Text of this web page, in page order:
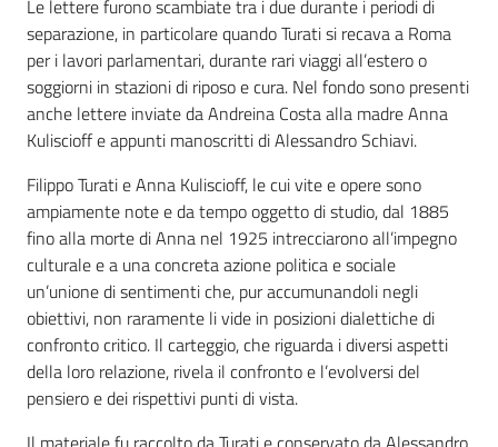
Le lettere furono scambiate tra i due durante i periodi di
separazione, in particolare quando Turati si recava a Roma
per i lavori parlamentari, durante rari viaggi all’estero o
soggiorni in stazioni di riposo e cura. Nel fondo sono presenti
anche lettere inviate da Andreina Costa alla madre Anna
Kuliscioff e appunti manoscritti di Alessandro Schiavi.
Filippo Turati e Anna Kuliscioff, le cui vite e opere sono
ampiamente note e da tempo oggetto di studio, dal 1885
fino alla morte di Anna nel 1925 intrecciarono all’impegno
culturale e a una concreta azione politica e sociale
un’unione di sentimenti che, pur accumunandoli negli
obiettivi, non raramente li vide in posizioni dialettiche di
confronto critico. Il carteggio, che riguarda i diversi aspetti
della loro relazione, rivela il confronto e l’evolversi del
pensiero e dei rispettivi punti di vista.